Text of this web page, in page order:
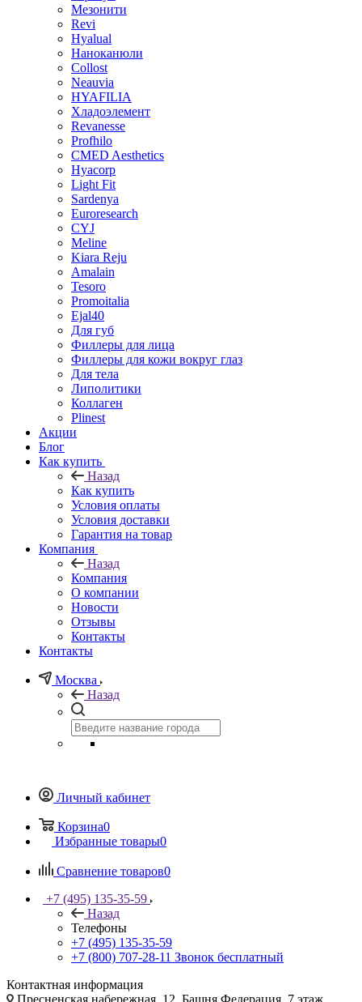
Aqualyx
Мезонити
Revi
Hyalual
Наноканюли
Collost
Neauvia
HYAFILIA
Хладоэлемент
Revanesse
Profhilo
CMED Aesthetics
Hyacorp
Light Fit
Sardenya
Euroresearch
CYJ
Meline
Kiara Reju
Amalain
Tesoro
Promoitalia
Ejal40
Для губ
Филлеры для лица
Филлеры для кожи вокруг глаз
Для тела
Липолитики
Коллаген
Plinest
Акции
Блог
Как купить
Назад
Как купить
Условия оплаты
Условия доставки
Гарантия на товар
Компания
Назад
Компания
О компании
Новости
Отзывы
Контакты
Москва
Корзина0
+7 (495) 135-35-59
Назад
Телефоны
+7 (495) 135-35-59
Контактная информация